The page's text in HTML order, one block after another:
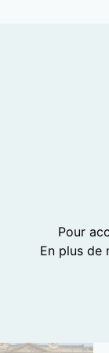
Pour
En plus de